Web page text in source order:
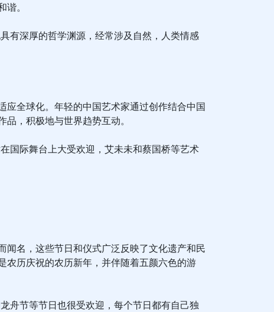
。
有深厚的哲学渊源，经常涉及自然，人类情感
应全球化。年轻的中国艺术家通过创作结合中国
，积极地与世界趋势互动。
国际舞台上大受欢迎，艾未未和蔡国桥等艺术
闻名，这些节日和仪式广泛反映了文化遗产和民
农历庆祝的农历新年，并伴随着五颜六色的游
舟节等节日也很受欢迎，每个节日都有自己独